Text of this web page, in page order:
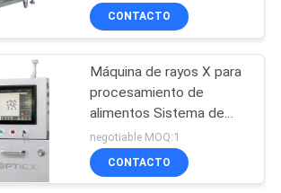
del
de
CONTACTO
Máquina de rayos X para
procesamiento de
alimentos Sistema de
inspección de alimentos
de rayos X Escáner de
alimentos de rayos X
negotiable MOQ:1
CONTACTO